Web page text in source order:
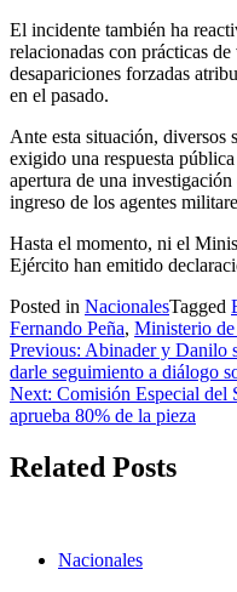
El incidente también ha
relacionadas con prácticas
desapariciones forzadas
en el pasado.
Ante esta situación, diversos
exigido una respuesta
apertura de una
ingreso de los agentes
Hasta el momento, ni el
Ejército han emitido
Posted in NacionalesTagged
Fernando Peña, Ministerio de
Navegación
de
entradas
Previous: Abinader y Danilo
darle seguimiento a diálogo
Next: Comisión Especial del
aprueba 80% de la pieza
Related Posts
Nacionales